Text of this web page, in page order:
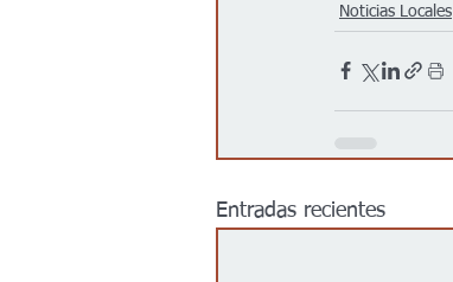
Noticias Locales
Entradas recientes